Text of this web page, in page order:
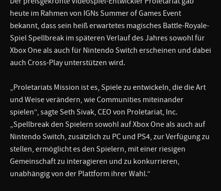
heute im Rahmen von IGNs Summer of Games Event
bekannt, dass sein heiß erwartetes magisches Battle-Royale-
Spiel Spellbreak im späteren Verlauf des Jahres sowohl für
Xbox One als auch für Nintendo Switch erscheinen und dabei
auch Cross-Play unterstützen wird.
„Proletariats Mission ist es, Spiele zu entwickeln, die die Art
und Weise verändern, wie Communities miteinander
spielen“, sagte Seth Sivak, CEO von Proletariat, Inc.
„Spellbreak den Spielern sowohl auf Xbox One als auch auf
Nintendo Switch, zusätzlich zu PC und PS4, zur Verfügung zu
stellen, ermöglicht es den Spielern, mit einer riesigen
Gemeinschaft zu interagieren und zu konkurrieren,
unabhängig von der Plattform ihrer Wahl.“